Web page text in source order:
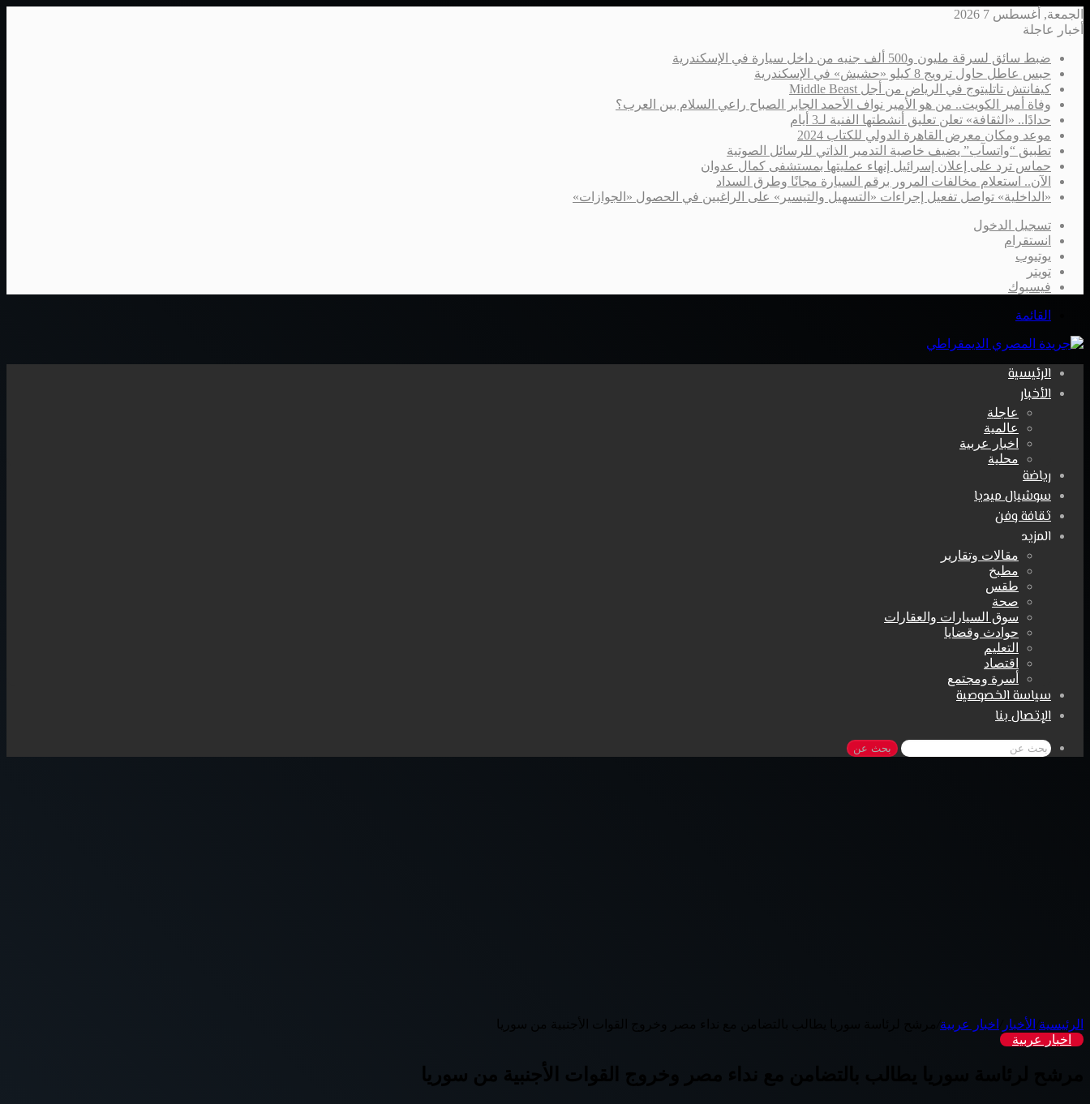
الجمعة, أغسطس 7 2026
أخبار عاجلة
ضبط سائق لسرقة مليون و500 ألف جنيه من داخل سيارة في الإسكندرية
حبس عاطل حاول ترويج 8 كيلو «حشيش» في الإسكندرية
كيفانتش تاتليتوج في الرياض من أجل Middle Beast
وفاة أمير الكويت.. من هو الأمير نواف الأحمد الجابر الصباح راعي السلام بين العرب؟
حدادًا.. «الثقافة» تعلن تعليق أنشطتها الفنية لـ3 أيام
موعد ومكان معرض القاهرة الدولي للكتاب 2024
تطبيق “واتسآب” يضيف خاصية التدمير الذاتي للرسائل الصوتية
حماس ترد على إعلان إسرائيل إنهاء عمليتها بمستشفى كمال عدوان
الآن.. استعلام مخالفات المرور برقم السيارة مجانًا وطرق السداد
«الداخلية» تواصل تفعيل إجراءات «التسهيل والتيسير» على الراغبين في الحصول «الجوازات»
تسجيل الدخول
انستقرام
يوتيوب
تويتر
فيسبوك
القائمة
الرئيسية
الأخبار
عاجلة
عالمية
اخبار عربية
محلية
رياضة
سوشيال ميديا
ثقافة وفن
المزيد
مقالات وتقارير
مطبخ
طقس
صحة
سوق السيارات والعقارات
حوادث وقضايا
التعليم
اقتصاد
أسرة ومجتمع
سياسة الخصوصية
الإتصال بنا
بحث عن
الرئيسية الأخبار اخبار عربية
اخبار عربية
مرشح لرئاسة سوريا يطالب بالتضامن مع نداء مصر وخروج القوات الأجنبية من سوريا